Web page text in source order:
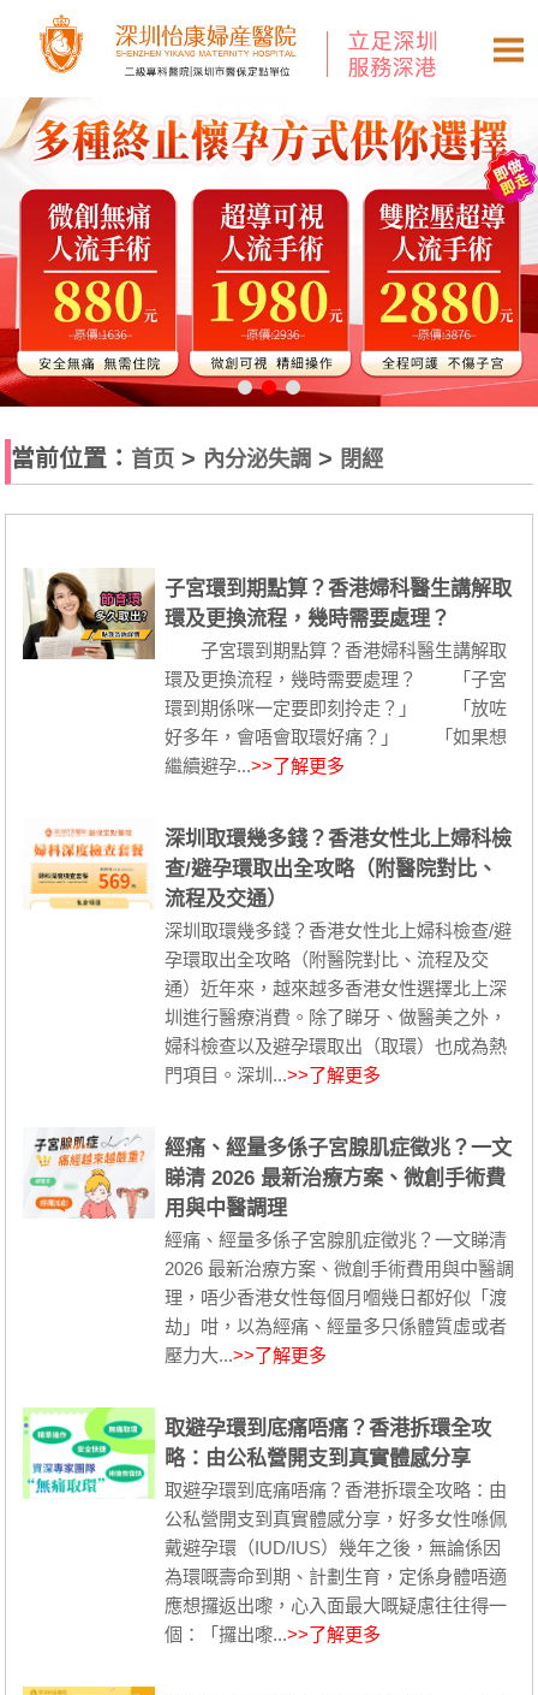
當前位置： 首页 > 內分泌失調 > 閉經
子宮環到期點算？香港婦科醫生講解取
環及更換流程，幾時需要處理？
子宮環到期點算？香港婦科醫生講解取
環及更換流程，幾時需要處理？ 「子宮
環到期係咪一定要即刻拎走？」 「放咗
好多年，會唔會取環好痛？」 「如果想
繼續避孕...>>了解更多
深圳取環幾多錢？香港女性北上婦科檢
查/避孕環取出全攻略（附醫院對比、
流程及交通）
深圳取環幾多錢？香港女性北上婦科檢查/避
孕環取出全攻略（附醫院對比、流程及交
通）近年來，越來越多香港女性選擇北上深
圳進行醫療消費。除了睇牙、做醫美之外，
婦科檢查以及避孕環取出（取環）也成為熱
門項目。深圳...>>了解更多
經痛、經量多係子宮腺肌症徵兆？一文
睇清 2026 最新治療方案、微創手術費
用與中醫調理
經痛、經量多係子宮腺肌症徵兆？一文睇清
2026 最新治療方案、微創手術費用與中醫調
理，唔少香港女性每個月嗰幾日都好似「渡
劫」咁，以為經痛、經量多只係體質虛或者
壓力大...>>了解更多
取避孕環到底痛唔痛？香港拆環全攻
略：由公私營開支到真實體感分享
取避孕環到底痛唔痛？香港拆環全攻略：由
公私營開支到真實體感分享，好多女性喺佩
戴避孕環（IUD/IUS）幾年之後，無論係因
為環嘅壽命到期、計劃生育，定係身體唔適
應想攞返出嚟，心入面最大嘅疑慮往往得一
個：「攞出嚟...>>了解更多